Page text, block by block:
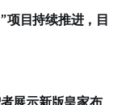
项目持续推进，目